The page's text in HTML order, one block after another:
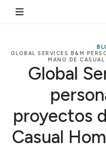
GLOBAL SERVICES B&M
MANO DE
Global
proyectos
Casual